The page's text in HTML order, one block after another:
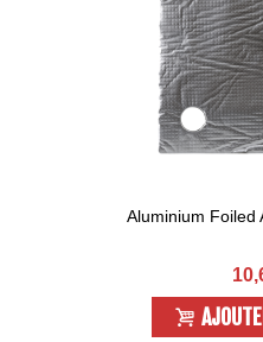
Aluminium Foiled